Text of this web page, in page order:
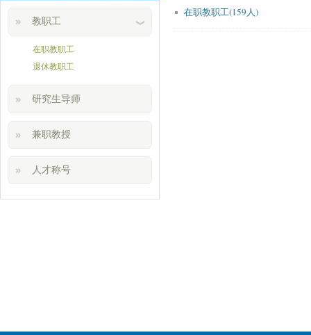
教职工
在职教职工
退休教职工
研究生导师
兼职教授
人才称号
在职教职工(159人)